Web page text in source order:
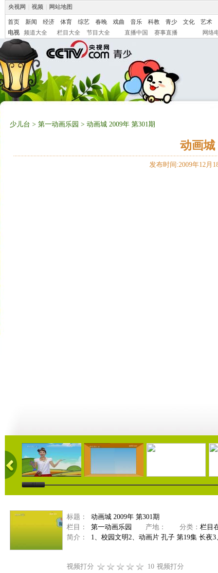
央视网 视频 网站地图
首页 新闻 经济 体育 综艺 春晚 戏曲 音乐 科教 青少 文化
艺术
电视
频道大全 栏目大全 节目大全 直播中国 赛事直播 网络
少儿台 > 第一动画乐园 > 动画城 2009年 第301期
动画城
发布时间:2009年12月
29:41 29:10 28:53
标题：
动画城 2009年 第301期
栏目：
第一动画乐园 产地： 分类： 栏目
简介：
1、校园文明2、动画片 孔子 第19集 长夜
视频打分 10 视频打分